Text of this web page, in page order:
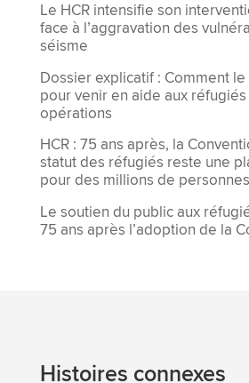
Le HCR intensifie son
face à l’aggravation des
séisme
Dossier explicatif : Comment le
pour venir en aide aux
opérations
HCR : 75 ans après, la
statut des réfugiés reste une
pour des millions de personnes
Le soutien du public aux
75 ans après l’adoption de la
Histoires connexes